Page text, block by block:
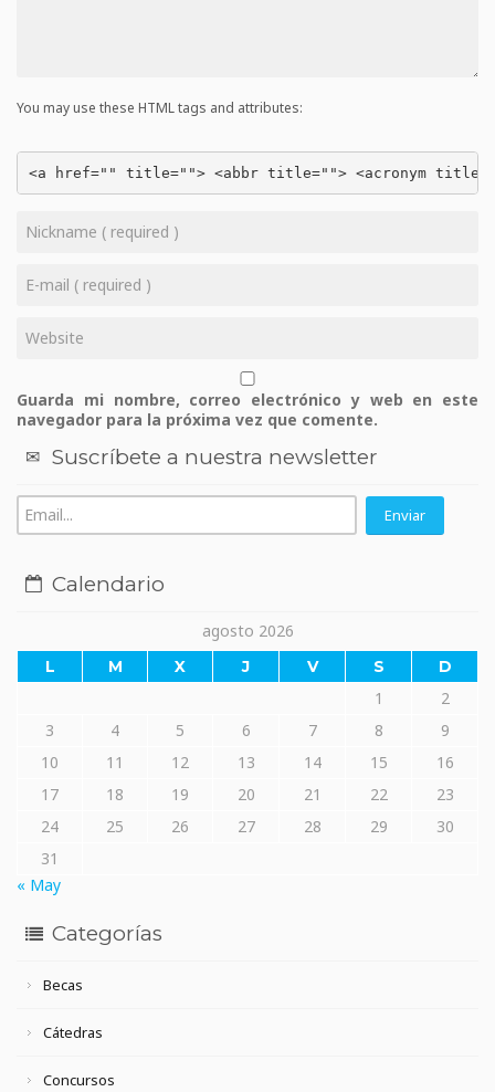
You may use these HTML tags and attributes:
<a href="" title=""> <abbr title=""> <acronym
Guarda mi nombre, correo electrónico y web en este
navegador para la próxima vez que comente.
Suscríbete a nuestra newsletter
Calendario
agosto 2026
L M X J V S D
1
2
3
4 5 6 7 8
9
10
11 12 13 14 15
16
17
18 19 20 21 22
23
24
25 26 27 28 29
30
31
« May
Categorías
Becas
Cátedras
Concursos